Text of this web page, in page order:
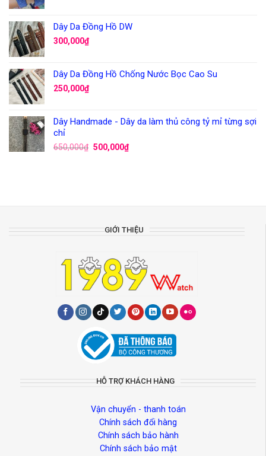
Dây Da Đồng Hồ DW
300,000₫
Dây Da Đồng Hồ Chống Nước Bọc Cao Su
250,000₫
Dây Handmade - Dây da làm thủ công tỷ mỉ từng sợi
chỉ
650,000₫ 500,000₫
GIỚI THIỆU
HỖ TRỢ KHÁCH HÀNG
Vận chuyển - thanh toán
Chính sách đổi hàng
Chính sách bảo hành
Chính sách bảo mật